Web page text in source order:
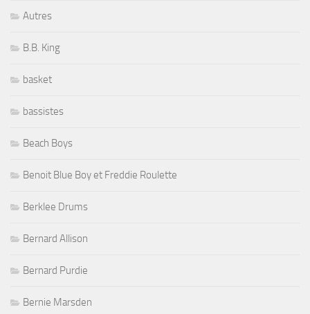
Autres
B.B. King
basket
bassistes
Beach Boys
Benoit Blue Boy et Freddie Roulette
Berklee Drums
Bernard Allison
Bernard Purdie
Bernie Marsden